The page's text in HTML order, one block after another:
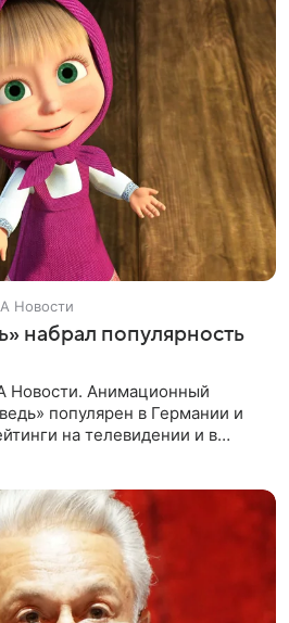
Новости
набрал популярность
Анимационный
популярен в Германии и
на телевидении и в